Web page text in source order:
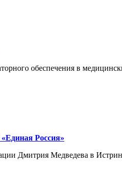
обеспечения в
Россия»
Дмитрия Медведева в